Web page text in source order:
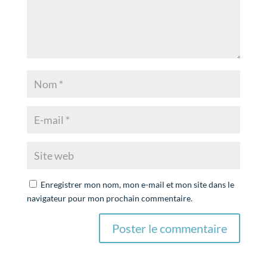
Enregistrer mon nom, mon e-mail et mon site dans le
navigateur pour mon prochain commentaire.